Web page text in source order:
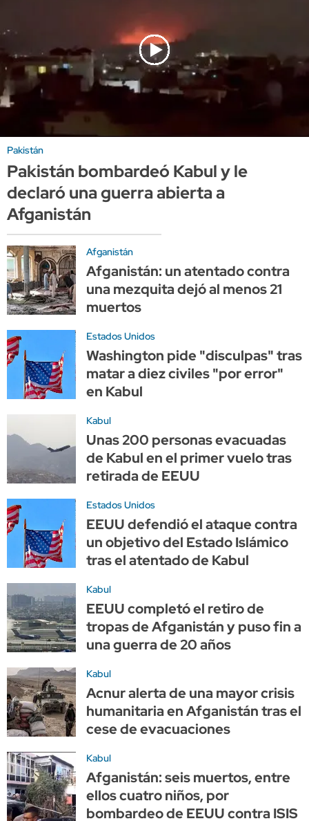
Pakistán
Pakistán bombardeó Kabul y le
declaró una guerra abierta a
Afganistán
Afganistán
Afganistán: un atentado contra
una mezquita dejó al menos 21
muertos
Estados Unidos
Washington pide "disculpas" tras
matar a diez civiles "por error"
en Kabul
Kabul
Unas 200 personas evacuadas
de Kabul en el primer vuelo tras
retirada de EEUU
Estados Unidos
EEUU defendió el ataque contra
un objetivo del Estado Islámico
tras el atentado de Kabul
Kabul
EEUU completó el retiro de
tropas de Afganistán y puso fin a
una guerra de 20 años
Kabul
Acnur alerta de una mayor crisis
humanitaria en Afganistán tras el
cese de evacuaciones
Kabul
Afganistán: seis muertos, entre
ellos cuatro niños, por
bombardeo de EEUU contra ISIS